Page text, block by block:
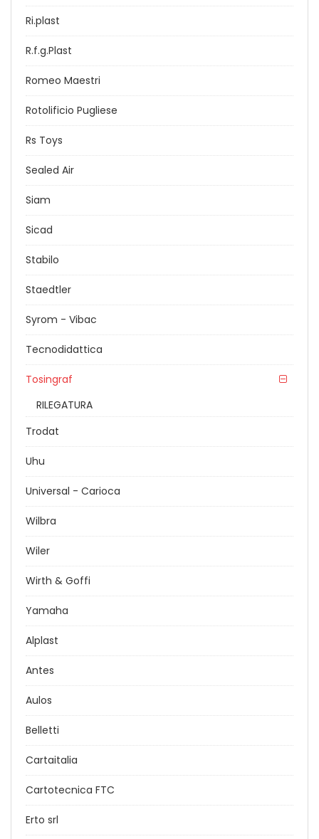
Ri.plast
R.f.g.Plast
Romeo Maestri
Rotolificio Pugliese
Rs Toys
Sealed Air
Siam
Sicad
Stabilo
Staedtler
Syrom - Vibac
Tecnodidattica
Tosingraf
RILEGATURA
Trodat
Uhu
Universal - Carioca
Wilbra
Wiler
Wirth & Goffi
Yamaha
Alplast
Antes
Aulos
Belletti
Cartaitalia
Cartotecnica FTC
Erto srl